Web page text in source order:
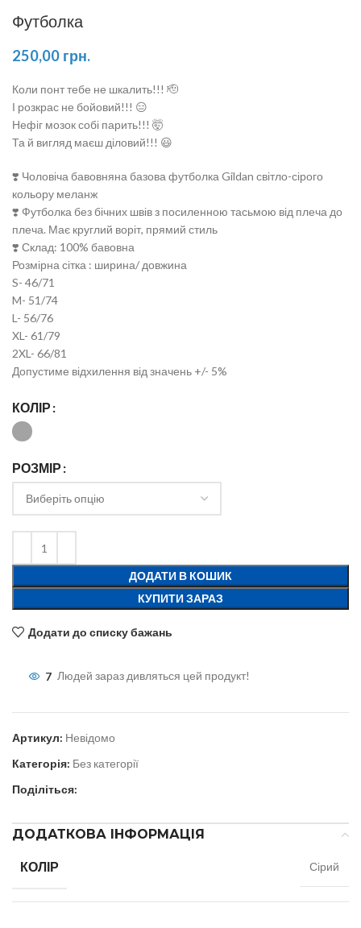
Футболка
250,00 грн.
Коли понт тебе не шкалить!!! 🫡
І розкрас не бойовий!!! 😑
Нефіг мозок собі парить!!! 🤯
Та й вигляд маєш діловий!!! 😃
❣️ Чоловіча бавовняна базова футболка Gildan світло-сірого
кольору меланж
❣️ Футболка без бічних швів з посиленною тасьмою від плеча до
плеча. Має круглий воріт, прямий стиль
❣️ Склад: 100% бавовна
Розмірна сітка : ширина/ довжина
S- 46/71
M- 51/74
L- 56/76
XL- 61/79
2XL- 66/81
Допустиме відхилення від значень +/- 5%
КОЛІР
РОЗМІР
ДОДАТИ В КОШИК
КУПИТИ ЗАРАЗ
Додати до списку бажань
7 Людей зараз дивляться цей продукт!
Артикул: Невідомо
Категорія: Без категорії
Поділіться:
ДОДАТКОВА ІНФОРМАЦІЯ
КОЛІР Сірий